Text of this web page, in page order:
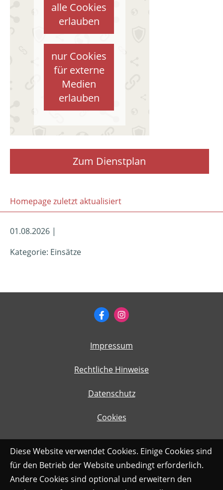
alle Cookies
erlauben
nur Cookies
für externe
Medien
erlauben
Zum Dienstplan
Homepage zuletzt aktualisiert
01.08.2026 |
Kategorie: Einsätze
Impressum
Rechtliche Hinweise
Datenschutz
Cookies
Diese Website verwendet Cookies. Einige Cookies sind
für den Betrieb der Website unbedingt erforderlich.
Andere Cookies sind optional und erweitern den